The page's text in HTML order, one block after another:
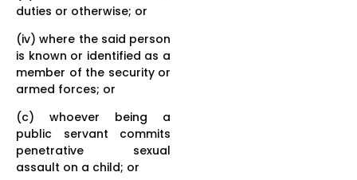
duties or otherwise; or
(iv) where the said person
is known or identified as a
member of the security or
armed forces; or
(c) whoever being a
public servant commits
penetrative sexual
assault on a child; or